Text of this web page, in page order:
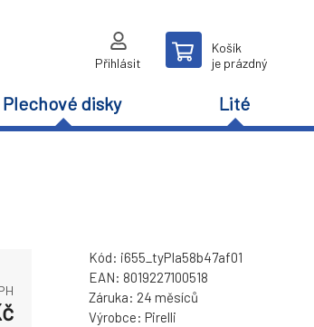
Přihlásit
Košík
je prázdný
Plechové disky Lité
Kód: i655_tyPIa58b47af01
EAN: 8019227100518
Záruka: 24 měsíců
Výrobce: Pirelli